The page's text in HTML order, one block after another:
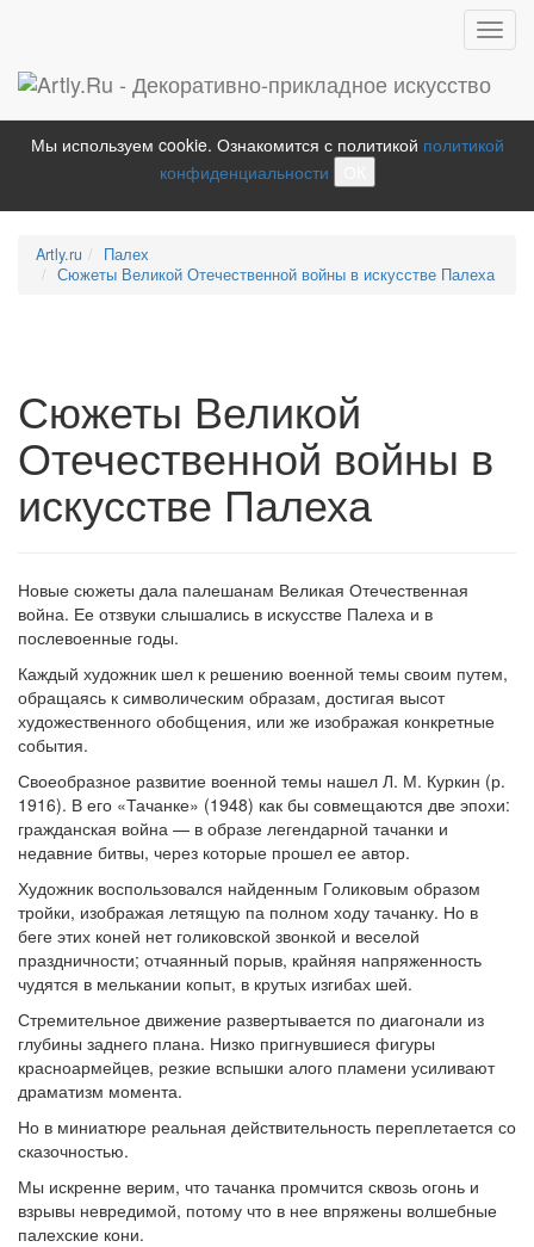
Мы используем cookie. Ознакомится с политикой политикой
конфиденциальности
Artly.ru
Палех
Сюжеты Великой Отечественной войны в искусстве Палеха
Сюжеты Великой
Отечественной войны в
искусстве Палеха
Новые сюжеты дала палешанам Великая Отечественная
война. Ее отзвуки слышались в искусстве Палеха и в
послевоенные годы.
Каждый художник шел к решению военной темы своим путем,
обращаясь к символическим образам, достигая высот
художественного обобщения, или же изображая конкретные
события.
Своеобразное развитие военной темы нашел Л. М. Куркин (р.
1916). В его «Тачанке» (1948) как бы совмещаются две эпохи:
гражданская война — в образе легендарной тачанки и
недавние битвы, через которые прошел ее автор.
Художник воспользовался найденным Голиковым образом
тройки, изображая летящую па полном ходу тачанку. Но в
беге этих коней нет голиковской звонкой и веселой
праздничности; отчаянный порыв, крайняя напряженность
чудятся в мелькании копыт, в крутых изгибах шей.
Стремительное движение развертывается по диагонали из
глубины заднего плана. Низко пригнувшиеся фигуры
красноармейцев, резкие вспышки алого пламени усиливают
драматизм момента.
Но в миниатюре реальная действительность переплетается со
сказочностью.
Мы искренне верим, что тачанка промчится сквозь огонь и
взрывы невредимой, потому что в нее впряжены волшебные
палехские кони.